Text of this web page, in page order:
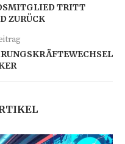
TRITT
ZURÜCK